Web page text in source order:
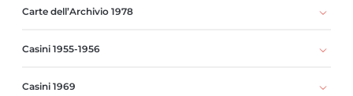
Carte dell’Archivio 1978
Casini 1955-1956
Casini 1969